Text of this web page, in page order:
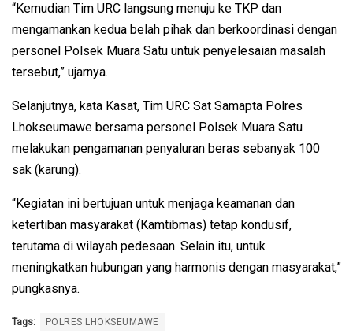
“Kemudian Tim URC langsung menuju ke TKP dan
mengamankan kedua belah pihak dan berkoordinasi dengan
personel Polsek Muara Satu untuk penyelesaian masalah
tersebut,” ujarnya.
Selanjutnya, kata Kasat, Tim URC Sat Samapta Polres
Lhokseumawe bersama personel Polsek Muara Satu
melakukan pengamanan penyaluran beras sebanyak 100
sak (karung).
“Kegiatan ini bertujuan untuk menjaga keamanan dan
ketertiban masyarakat (Kamtibmas) tetap kondusif,
terutama di wilayah pedesaan. Selain itu, untuk
meningkatkan hubungan yang harmonis dengan masyarakat,”
pungkasnya.
Tags: POLRES LHOKSEUMAWE